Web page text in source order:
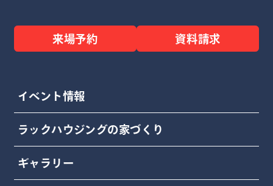
来場予約 資料請求
イベント情報
ラックハウジングの家づくり
ギャラリー